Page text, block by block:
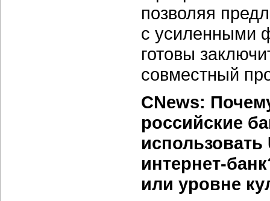
позволяя
с усиленными
готовы
совместный
CNews:
российские
интернет-
или уровне